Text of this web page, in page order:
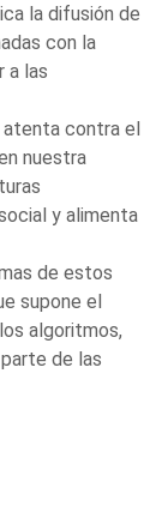
la difusión de
con la
a las
atenta contra el
nuestra
y alimenta
de estos
supone el
algoritmos,
de las